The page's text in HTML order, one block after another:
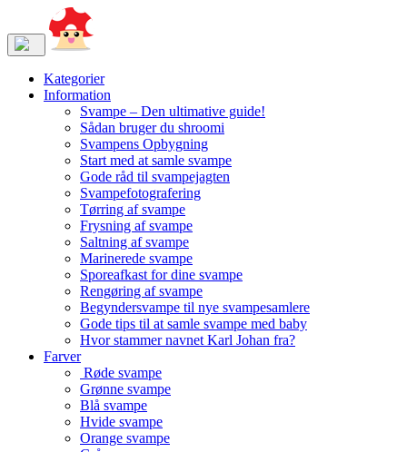
Kategorier
Information
Svampe – Den ultimative guide!
Sådan bruger du shroomi
Svampens Opbygning
Start med at samle svampe
Gode råd til svampejagten
Svampefotografering
Tørring af svampe
Frysning af svampe
Saltning af svampe
Marinerede svampe
Sporeafkast for dine svampe
Rengøring af svampe
Begyndersvampe til nye svampesamlere
Gode tips til at samle svampe med baby
Hvor stammer navnet Karl Johan fra?
Farver
Røde svampe
Grønne svampe
Blå svampe
Hvide svampe
Orange svampe